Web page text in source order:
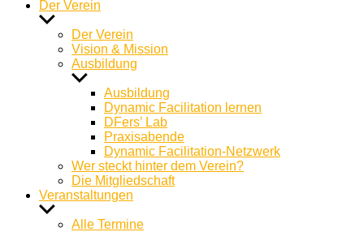
Der Verein
Untermenü
anzeigenDer Verein
Vision & Mission
Ausbildung
Untermenü
anzeigenAusbildung
Dynamic Facilitation lernen
DFers’ Lab
Praxisabende
Dynamic Facilitation-Netzwerk
Wer steckt hinter dem Verein?
Die Mitgliedschaft
Veranstaltungen
Untermenü
anzeigenAlle Termine